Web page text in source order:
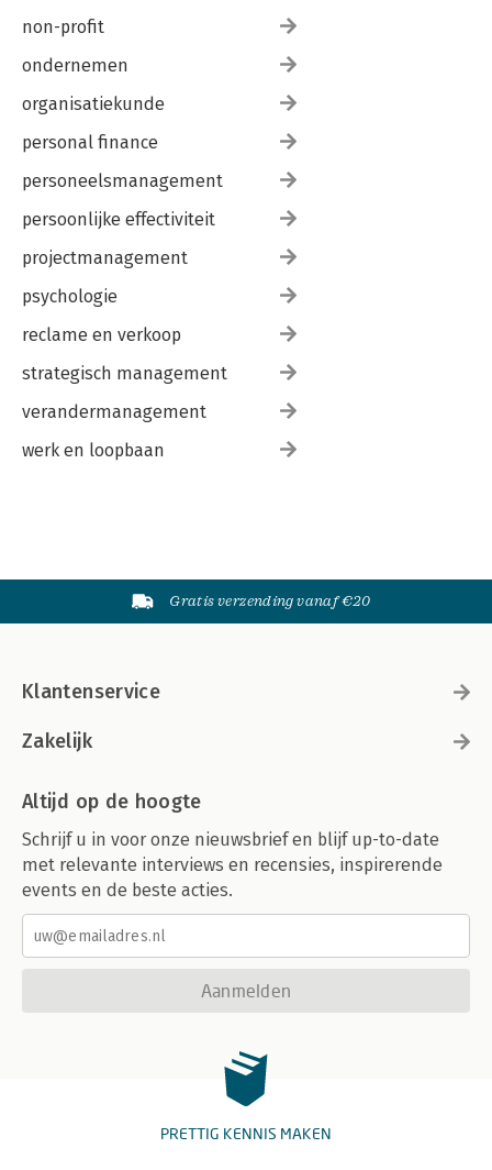
non-profit
ondernemen
organisatiekunde
personal finance
personeelsmanagement
persoonlijke effectiviteit
projectmanagement
psychologie
reclame en verkoop
strategisch management
verandermanagement
werk en loopbaan
Gratis verzending vanaf €20
Klantenservice
Zakelijk
Altijd op de hoogte
Schrijf u in voor onze nieuwsbrief en blijf up-to-date
met relevante interviews en recensies, inspirerende
events en de beste acties.
Aanmelden
PRETTIG KENNIS MAKEN